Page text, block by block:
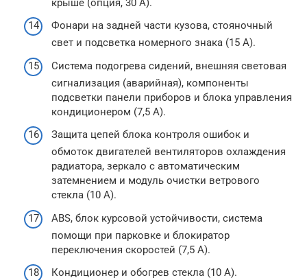
крыше (опция, 30 А).
Фонари на задней части кузова, стояночный
свет и подсветка номерного знака (15 А).
Система подогрева сидений, внешняя световая
сигнализация (аварийная), компоненты
подсветки панели приборов и блока управления
кондиционером (7,5 А).
Защита цепей блока контроля ошибок и
обмоток двигателей вентиляторов охлаждения
радиатора, зеркало с автоматическим
затемнением и модуль очистки ветрового
стекла (10 А).
ABS, блок курсовой устойчивости, система
помощи при парковке и блокиратор
переключения скоростей (7,5 А).
Кондиционер и обогрев стекла (10 А).